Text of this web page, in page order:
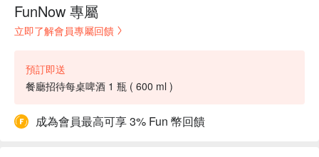
FunNow 專屬
立即了解會員專屬回饋
預訂即送
餐廳招待每桌啤酒 1 瓶 ( 600 ml )
成為會員最高可享 3% Fun 幣回饋